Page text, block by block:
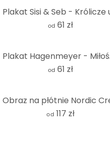
od 61 zł
od 61 zł
od 117 zł